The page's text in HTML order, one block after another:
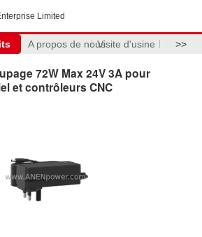
Limited
A propos de nousVisite d'usine >>
72W Max 24V 3A pour
et contrôleurs CNC